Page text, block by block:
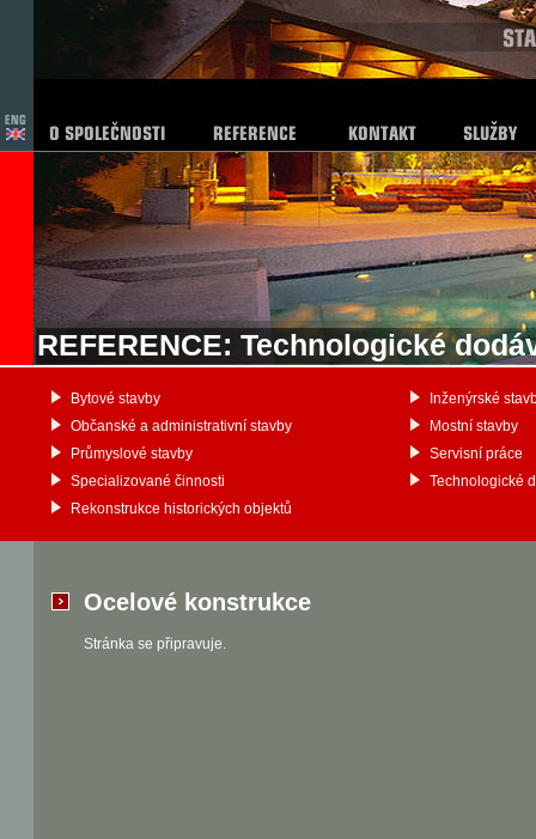
REFERENCE: Technologické
Inženýrské
Mostní stavby
Servisní práce
Technologické
Bytové stavby
Občanské a administrativní stavby
Průmyslové stavby
Specializované činnosti
Rekonstrukce historických objektů
Ocelové konstrukce
Stránka se připravuje.